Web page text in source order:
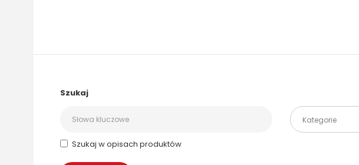
Szukaj
Szukaj w opisach produktów